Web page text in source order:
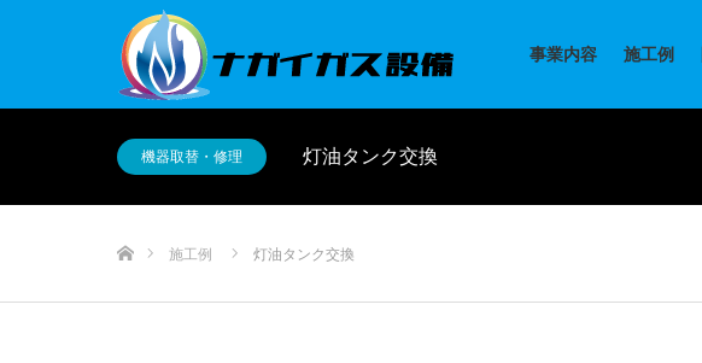
事業内容 施工例
機器取替・修理 灯油タンク交換
施工例 灯油タンク交換